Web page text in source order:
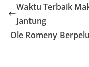
Waktu Terbaik
Jantung
Ole Romeny